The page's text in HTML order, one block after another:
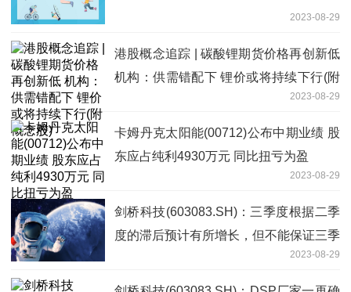
2023-08-29
港股概念追踪 | 碳酸锂期货价格再创新低
机构：供需错配下 锂价或将持续下行(附
2023-08-29
卡姆丹克太阳能(00712)公布中期业绩 股
东应占纯利4930万元 同比扭亏为盈
2023-08-29
剑桥科技(603083.SH)：三季度根据二季
度的滞后预计有所增长，但不能保证三季
2023-08-29